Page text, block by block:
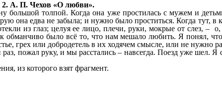
А. П. Чехов «О любви».
толпой. Когда она уже простилась с мужем и
она едва не забыла; и нужно было проститься. Когда тут,
из глаз; целуя ее лицо, плечи, руки, мокрые от слез,
обманчиво было всё то, что нам мешало любить. Я понял,
грех или добродетель в их ходячем смысле, или не нужно
пожал руку, и мы расстались – навсегда. Поезд уже шел.
из которого взят фрагмент.